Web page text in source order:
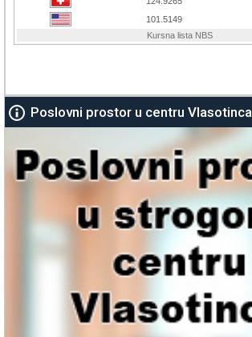
Poslovni prostor u centru Vlasotinca